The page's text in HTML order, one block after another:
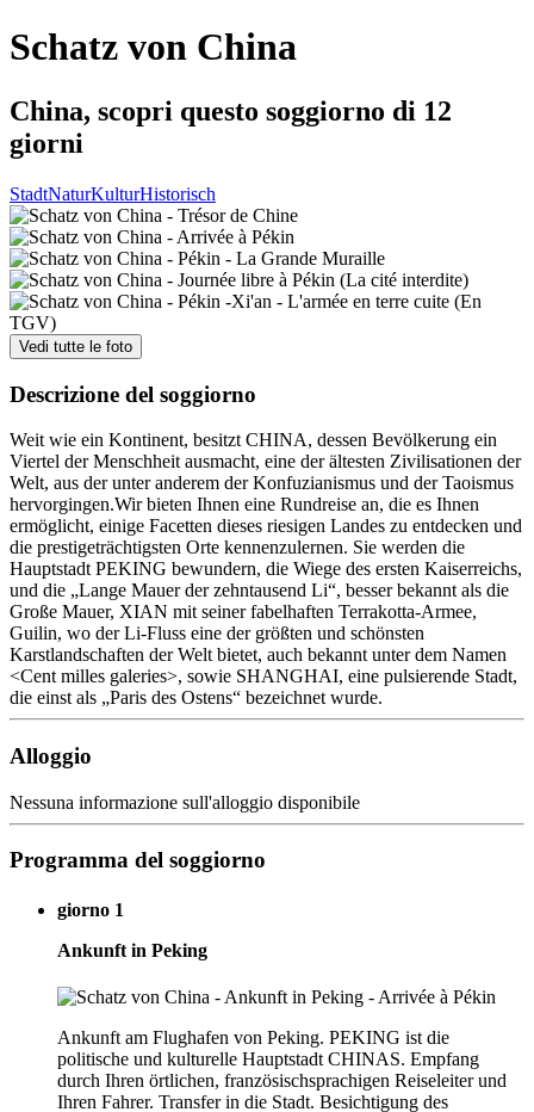
Schatz von China
China, scopri questo soggiorno di 12
giorni
StadtNaturKulturHistorisch
Vedi tutte le foto
Descrizione del soggiorno
Weit wie ein Kontinent, besitzt CHINA, dessen Bevölkerung ein
Viertel der Menschheit ausmacht, eine der ältesten Zivilisationen der
Welt, aus der unter anderem der Konfuzianismus und der Taoismus
hervorgingen.Wir bieten Ihnen eine Rundreise an, die es Ihnen
ermöglicht, einige Facetten dieses riesigen Landes zu entdecken und
die prestigeträchtigsten Orte kennenzulernen. Sie werden die
Hauptstadt PEKING bewundern, die Wiege des ersten Kaiserreichs,
und die „Lange Mauer der zehntausend Li“, besser bekannt als die
Große Mauer, XIAN mit seiner fabelhaften Terrakotta-Armee,
Guilin, wo der Li-Fluss eine der größten und schönsten
Karstlandschaften der Welt bietet, auch bekannt unter dem Namen
<Cent milles galeries>, sowie SHANGHAI, eine pulsierende Stadt,
die einst als „Paris des Ostens“ bezeichnet wurde.
Alloggio
Nessuna informazione sull'alloggio disponibile
Programma del soggiorno
giorno 1
Ankunft in Peking
Ankunft am Flughafen von Peking. PEKING ist die
politische und kulturelle Hauptstadt CHINAS. Empfang
durch Ihren örtlichen, französischsprachigen Reiseleiter und
Ihren Fahrer. Transfer in die Stadt. Besichtigung des